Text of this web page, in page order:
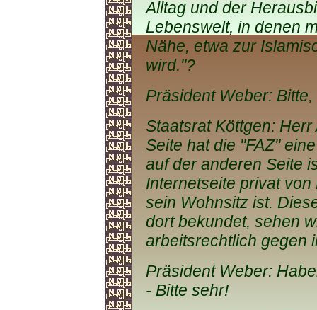
Alltag und der
Lebenswelt, in denen
Nähe, etwa zur
wird."?
Präsident Weber:
Staatsrat Köttgen:
Seite hat die "FAZ"
auf der anderen Seite
Internetseite privat
sein Wohnsitz ist.
dort bekundet, sehen
arbeitsrechtlich gegen
Präsident Weber:
- Bitte sehr!